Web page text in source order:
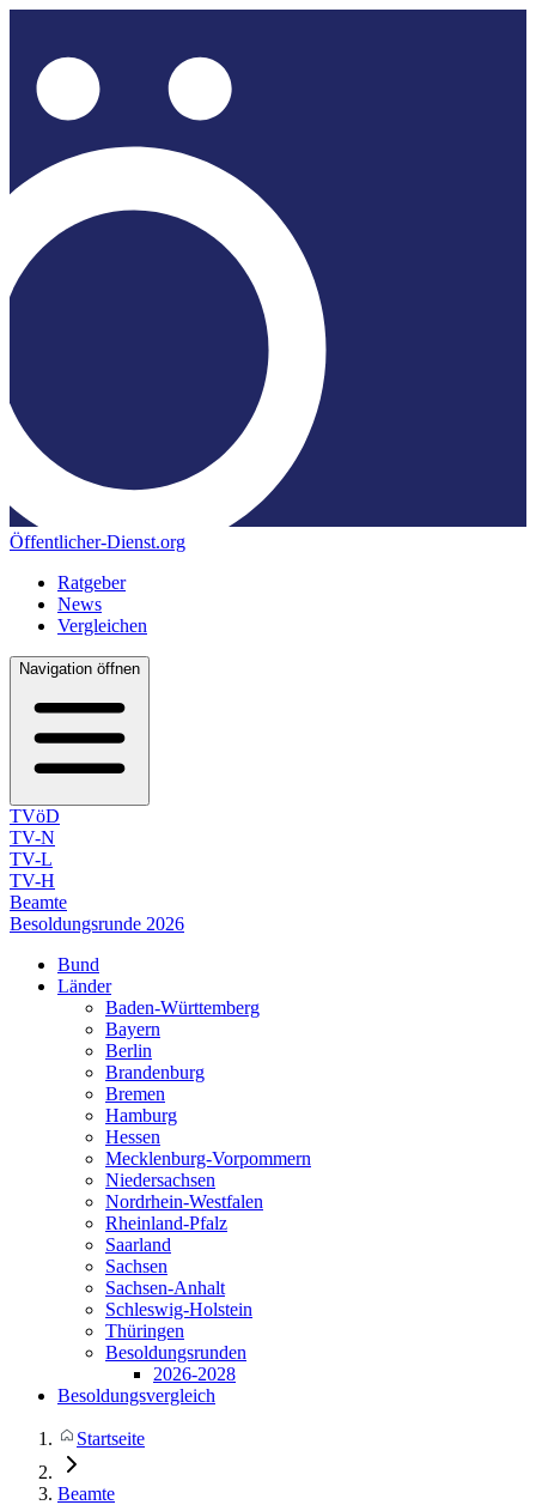
Öffentlicher-Dienst.org
Ratgeber
News
Vergleichen
Navigation öffnen
TVöD
TV-N
TV-L
TV-H
Beamte
Besoldungsrunde 2026
Bund
Länder
Baden-Württemberg
Bayern
Berlin
Brandenburg
Bremen
Hamburg
Hessen
Mecklenburg-Vorpommern
Niedersachsen
Nordrhein-Westfalen
Rheinland-Pfalz
Saarland
Sachsen
Sachsen-Anhalt
Schleswig-Holstein
Thüringen
Besoldungsrunden
2026-2028
Besoldungsvergleich
Startseite
Beamte